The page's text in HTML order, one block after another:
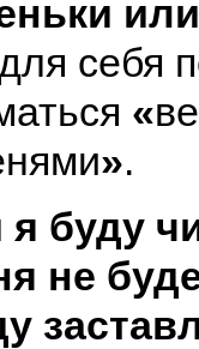
себя
«
».
я буду
не